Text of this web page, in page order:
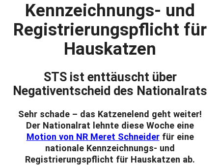
Kennzeichnungs- und
Registrierungspflicht für
Hauskatzen
STS ist enttäuscht über
Negativentscheid des Nationalrats
Sehr schade – das Katzenelend geht weiter!
Der Nationalrat lehnte diese Woche eine
Motion von NR Meret Schneiderfür eine
nationale Kennzeichnungs- und
Registrierungspflicht für Hauskatzen ab.